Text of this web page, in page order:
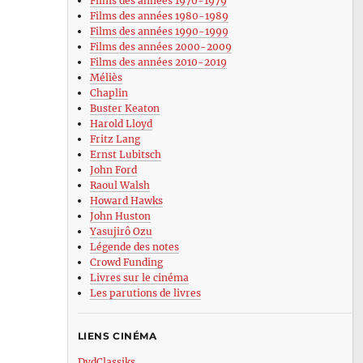
Films des années 1980-1989
Films des années 1990-1999
Films des années 2000-2009
Films des années 2010-2019
Méliès
Chaplin
Buster Keaton
Harold Lloyd
Fritz Lang
Ernst Lubitsch
John Ford
Raoul Walsh
Howard Hawks
John Huston
Yasujirô Ozu
Légende des notes
Crowd Funding
Livres sur le cinéma
Les parutions de livres
LIENS CINÉMA